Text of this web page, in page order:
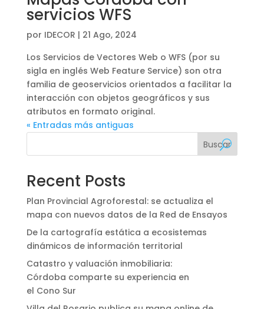
servicios WFS
por IDECOR | 21 Ago, 2024
Los Servicios de Vectores Web o WFS (por su
sigla en inglés Web Feature Service) son otra
familia de geoservicios orientados a facilitar la
interacción con objetos geográficos y sus
atributos en formato original.
« Entradas más antiguas
Buscar
Recent Posts
Plan Provincial Agroforestal: se actualiza el
mapa con nuevos datos de la Red de Ensayos
De la cartografía estática a ecosistemas
dinámicos de información territorial
Catastro y valuación inmobiliaria:
Córdoba comparte su experiencia en
el Cono Sur